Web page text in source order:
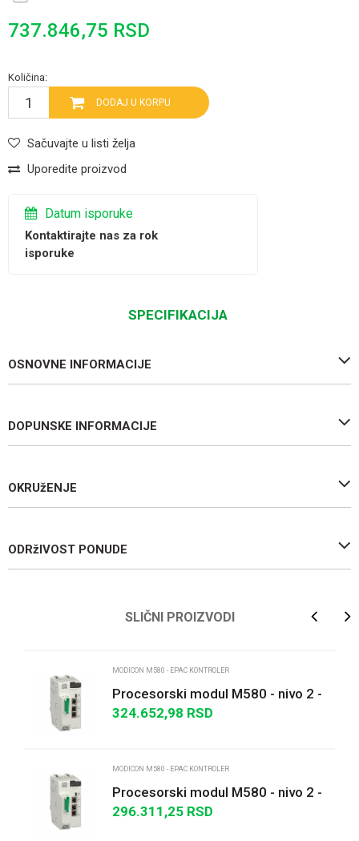
737.846,75 RSD
Količina:
DODAJ U KORPU
Sačuvajte u listi želja
Uporedite proizvod
Datum isporuke
Kontaktirajte nas za rok
isporuke
SPECIFIKACIJA
OSNOVNE INFORMACIJE
DOPUNSKE INFORMACIJE
OKRUžENJE
ODRžIVOST PONUDE
SLIČNI PROIZVODI
MODICON M580 - EPAC KONTROLER
Procesorski modul M580 - nivo 2 -
udaljeni I/O
324.652,98 RSD
MODICON M580 - EPAC KONTROLER
Procesorski modul M580 - nivo 2 -
distribuirani I/O
296.311,25 RSD